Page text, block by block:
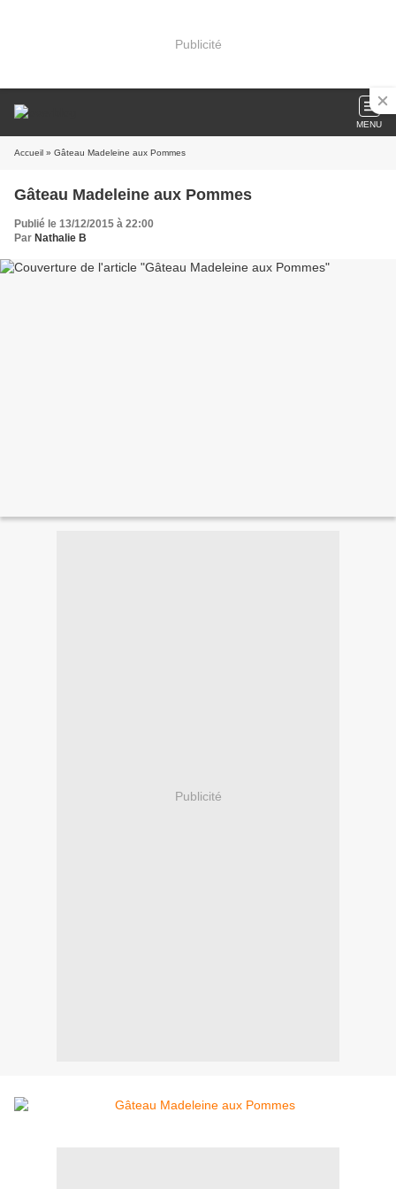
Publicité
MENU
Accueil » Gâteau Madeleine aux Pommes
Gâteau Madeleine aux Pommes
Publié le 13/12/2015 à 22:00
Par Nathalie B
Publicité